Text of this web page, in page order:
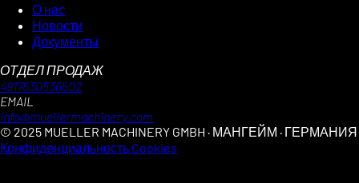
О нас
Новости
Документы
ОТДЕЛ ПРОДАЖ
4917630536502
EMAIL
info@muellermachinery.com
© 2025 MUELLER MACHINERY GMBH · МАНГЕЙМ · ГЕРМАНИЯ
Конфиденциальность Cookies